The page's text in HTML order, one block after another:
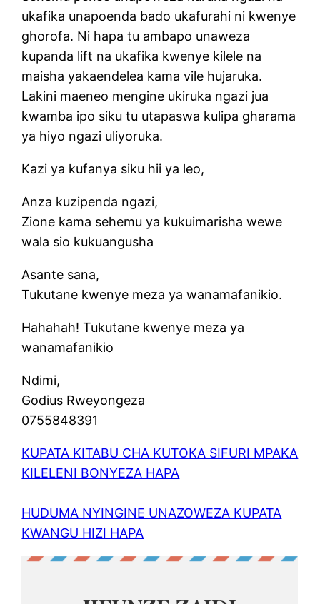
ukafika unapoenda bado ukafurahi ni kwenye
ghorofa. Ni hapa tu ambapo unaweza
kupanda lift na ukafika kwenye kilele na
maisha yakaendelea kama vile hujaruka.
Lakini maeneo mengine ukiruka ngazi jua
kwamba ipo siku tu utapaswa kulipa gharama
ya hiyo ngazi uliyoruka.
Kazi ya kufanya siku hii ya leo,
Anza kuzipenda ngazi,
Zione kama sehemu ya kukuimarisha wewe
wala sio kukuangusha
Asante sana,
Tukutane kwenye meza ya wanamafanikio.
Hahahah! Tukutane kwenye meza ya
wanamafanikio
Ndimi,
Godius Rweyongeza
0755848391
KUPATA KITABU CHA KUTOKA SIFURI MPAKA
KILELENI BONYEZA HAPA
HUDUMA NYINGINE UNAZOWEZA KUPATA
KWANGU HIZI HAPA